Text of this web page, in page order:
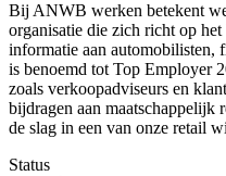
Bij ANWB werken betekent
organisatie die zich richt op
informatie aan automobilisten,
is benoemd tot Top Employer
zoals verkoopadviseurs en
bijdragen aan maatschappelijk
de slag in een van onze retail
Status